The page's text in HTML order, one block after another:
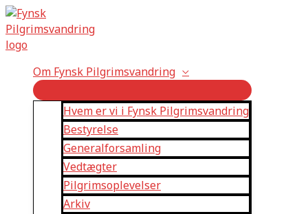
Gå
til
indholdet
Om Fynsk Pilgrimsvandring
Hvem er vi i Fynsk Pilgrimsvandring
Bestyrelse
Generalforsamling
Vedtægter
Pilgrimsoplevelser
Arkiv